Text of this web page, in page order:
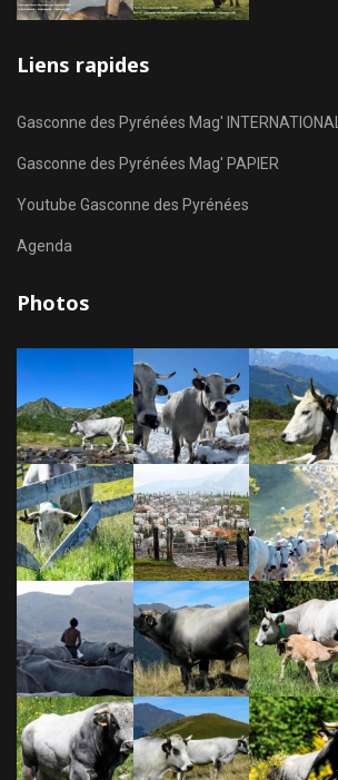
Liens rapides
Gasconne des Pyrénées Mag' INTERNATIONAL
Gasconne des Pyrénées Mag' PAPIER
Youtube Gasconne des Pyrénées
Agenda
Photos